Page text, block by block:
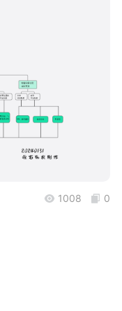
1008 0